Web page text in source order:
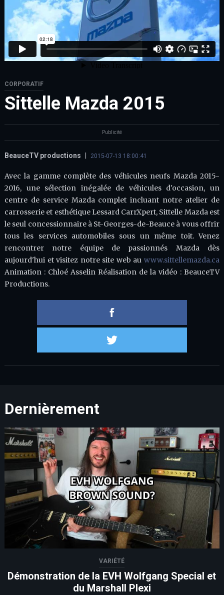
CORPORATIF
Sittelle Mazda 2015
Publicité
BeauceTV productions 2015-07-13 18:00:41
Avec la gamme complète des véhicules neufs Mazda 2015-
2016, une sélection inégalée de véhicules d'occasion, un
centre de service Mazda complet incluant notre atelier de
carrosserie et esthétique Lessard CarrXpert, Sittelle Mazda est
le seul concessionnaire à St-Georges-de-Beauce à vous offrir
tous les services automobiles sous un même toit. Venez
rencontrer notre équipe de passionnés Mazda dès
aujourd'hui et visitez notre site web auwww.sittellemazda.ca
Animation : Chloé Asselin Réalisation de la vidéo : BeauceTV
Productions.
Dernièrement
VARIÉTÉ
Démonstration de la EVH Wolfgang Special et
du Marshall Plexi